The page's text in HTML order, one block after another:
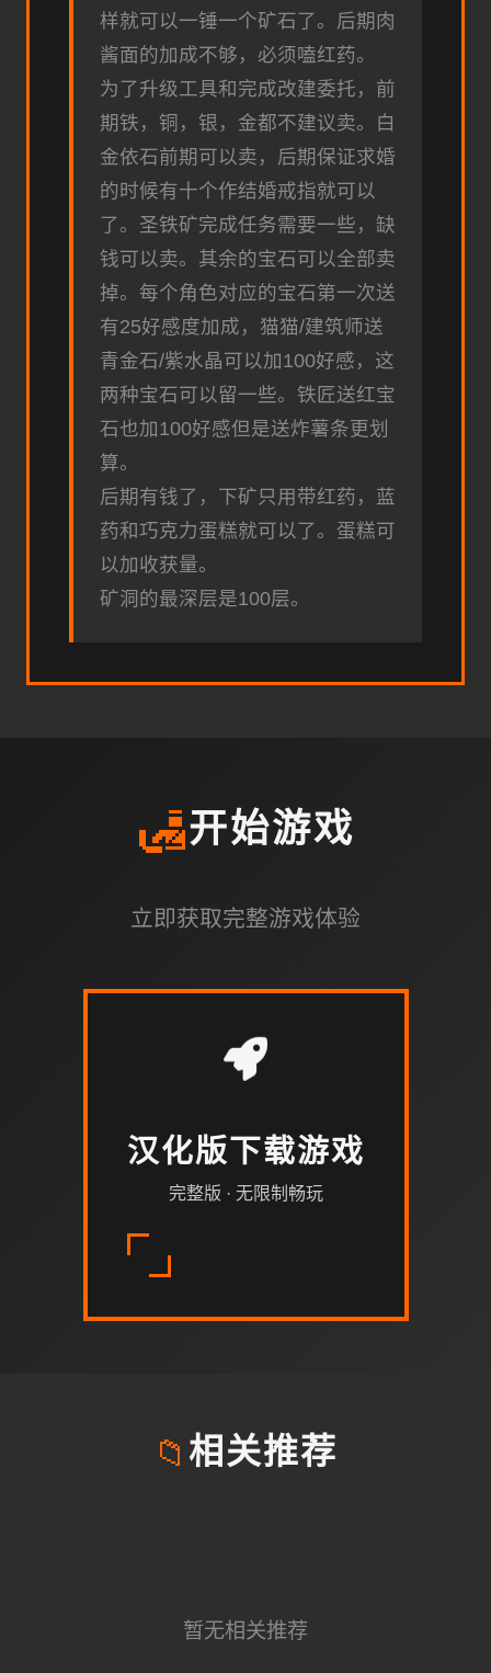
样就可以一锤一个矿石了。后期肉
酱面的加成不够，必须嗑红药。
为了升级工具和完成改建委托，前
期铁，铜，银，金都不建议卖。白
金依石前期可以卖，后期保证求婚
的时候有十个作结婚戒指就可以
了。圣铁矿完成任务需要一些，缺
钱可以卖。其余的宝石可以全部卖
掉。每个角色对应的宝石第一次送
有25好感度加成，猫猫/建筑师送
青金石/紫水晶可以加100好感，这
两种宝石可以留一些。铁匠送红宝
石也加100好感但是送炸薯条更划
算。
后期有钱了，下矿只用带红药，蓝
药和巧克力蛋糕就可以了。蛋糕可
以加收获量。
矿洞的最深层是100层。
🛃开始游戏
立即获取完整游戏体验
汉化版下载游戏
完整版 · 无限制畅玩
📁 相关推荐
暂无相关推荐